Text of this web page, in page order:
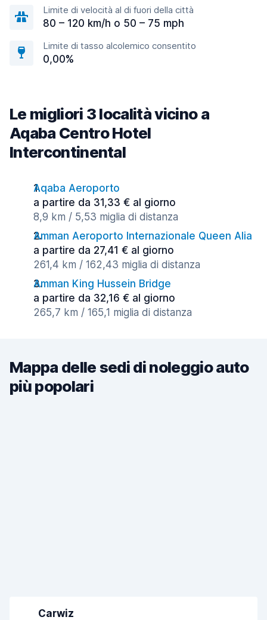
Limite di velocità al di fuori della città
80 – 120 km/h o 50 – 75 mph
Limite di tasso alcolemico consentito
0,00%
Le migliori 3 località vicino a
Aqaba Centro Hotel
Intercontinental
Aqaba Aeroporto
a partire da 31,33 € al giorno
8,9 km / 5,53 miglia di distanza
Amman Aeroporto Internazionale Queen Alia
a partire da 27,41 € al giorno
261,4 km / 162,43 miglia di distanza
Amman King Hussein Bridge
a partire da 32,16 € al giorno
265,7 km / 165,1 miglia di distanza
Mappa delle sedi di noleggio auto
più popolari
Carwiz